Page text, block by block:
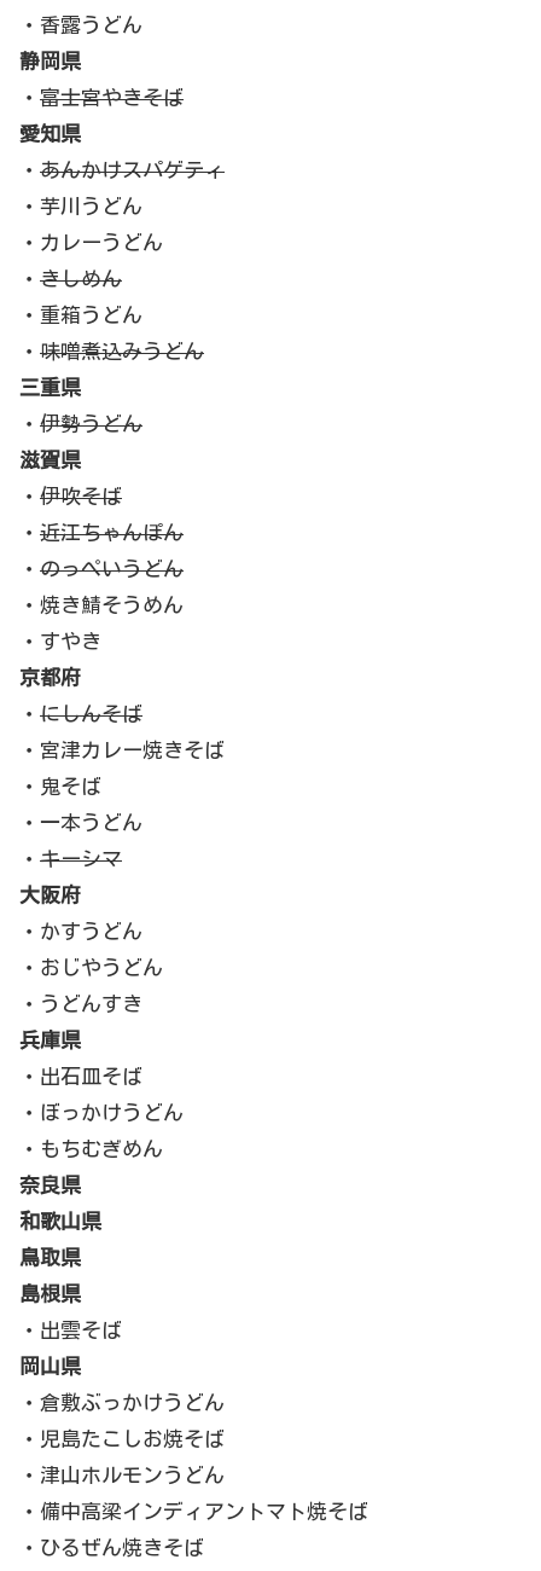
・香露うどん
静岡県
・ 富士宮やきそば
愛知県
・ あんかけスパゲティ
・芋川うどん
・カレーうどん
・ きしめん
・重箱うどん
・ 味噌煮込みうどん
三重県
・ 伊勢うどん
滋賀県
・ 伊吹そば
・ 近江ちゃんぽん
・ のっぺいうどん
・焼き鯖そうめん
・すやき
京都府
・ にしんそば
・宮津カレー焼きそば
・鬼そば
・一本うどん
・ キーシマ
大阪府
・かすうどん
・おじやうどん
・うどんすき
兵庫県
・出石皿そば
・ぼっかけうどん
・もちむぎめん
奈良県
和歌山県
鳥取県
島根県
・出雲そば
岡山県
・倉敷ぶっかけうどん
・児島たこしお焼そば
・津山ホルモンうどん
・備中高梁インディアントマト焼そば
・ひるぜん焼きそば